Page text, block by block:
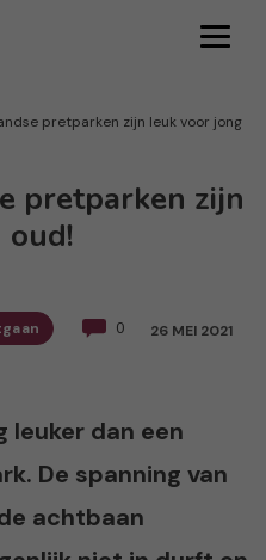
pretparken zijn leuk voor jong
pretparken zijn
0 26 MEI 2021
leuker dan een
De spanning van
achtbaan